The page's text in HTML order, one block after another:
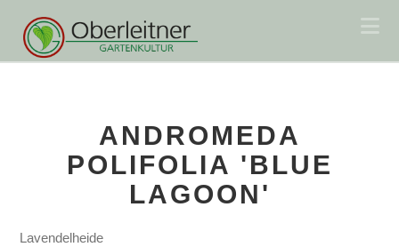
ANDROMEDA
POLIFOLIA 'BLUE
LAGOON'
Lavendelheide